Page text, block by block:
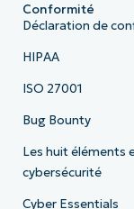
Conformité
Déclaration de
HIPAA
ISO 27001
Bug Bounty
Les huit éléments
cybersécurité
Cyber Essentials